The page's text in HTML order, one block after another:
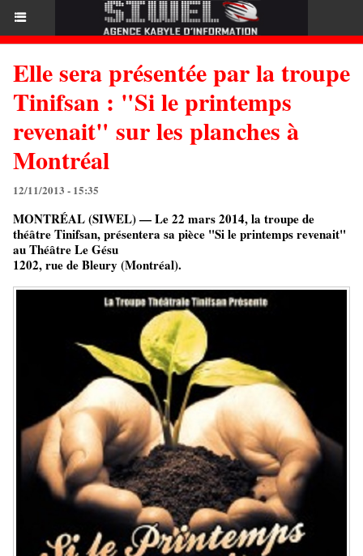
Elle sera présentée par la troupe
Tinifsan : "Si le printemps
revenait" sur les planches à
Montréal
12/11/2013 - 15:35
MONTRÉAL (SIWEL) — Le 22 mars 2014, la troupe de
théâtre Tinifsan, présentera sa pièce "Si le printemps revenait"
au Théâtre Le Gésu
1202, rue de Bleury (Montréal).